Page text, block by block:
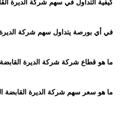
تنشط في مجالات الاستثمار
القطاعات مثل ال
كيفية التداول في سهم شركة الديرة
مرخّص يتيح الوصول إلى بورصة
في أي بورصة يتداول سهم شركة الديرة
التداول: DEER. تقع الشركة في الكويت.
ما هو قطاع شركة شركة الديرة القابضة
الخدمات المالية المُدرج في بورصة
ما هو سعر سهم شركة الديرة القابضة